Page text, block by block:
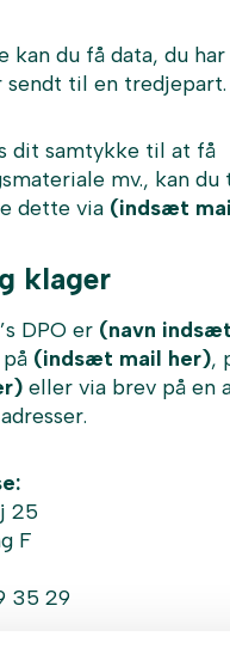
du få data, du har
sendt til en tredjepart.
dit samtykke til at få
mv., kan du
dette via (indsæt
klager
DPO er (navn
(indsæt mail her),
eller via brev på en
25
F
35 29